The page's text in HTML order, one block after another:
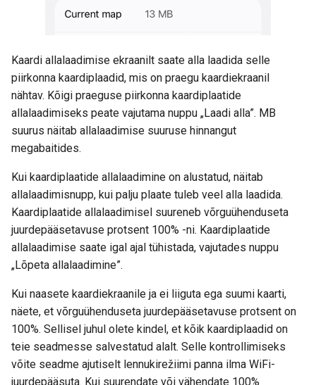
Kaardi allalaadimise ekraanilt saate alla laadida selle
piirkonna kaardiplaadid, mis on praegu kaardiekraanil
nähtav. Kõigi praeguse piirkonna kaardiplaatide
allalaadimiseks peate vajutama nuppu „Laadi alla”. MB
suurus näitab allalaadimise suuruse hinnangut
megabaitides.
Kui kaardiplaatide allalaadimine on alustatud, näitab
allalaadimisnupp, kui palju plaate tuleb veel alla laadida.
Kaardiplaatide allalaadimisel suureneb võrguühenduseta
juurdepääsetavuse protsent 100% -ni. Kaardiplaatide
allalaadimise saate igal ajal tühistada, vajutades nuppu
„Lõpeta allalaadimine”.
Kui naasete kaardiekraanile ja ei liiguta ega suumi kaarti,
näete, et võrguühenduseta juurdepääsetavuse protsent on
100%. Sellisel juhul olete kindel, et kõik kaardiplaadid on
teie seadmesse salvestatud alalt. Selle kontrollimiseks
võite seadme ajutiselt lennukirežiimi panna ilma WiFi-
juurdepääsuta. Kui suurendate või vähendate 100%